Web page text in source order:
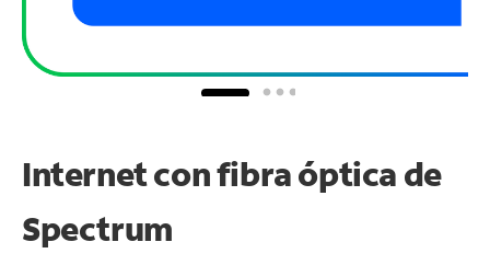
Internet con fibra óptica de
Spectrum